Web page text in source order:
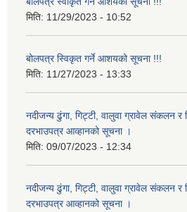
मिति: 11/29/2023 - 10:52
बोलपत्र स्विकृत गर्ने आशयको सूचना !!!
मिति: 11/27/2023 - 13:33
नदीजन्य ढुंगा, गिट्टी, वालुवा ग्रावेल संकलन र
दरभाउपत्र आव्हानको सूचना ।
मिति: 09/07/2023 - 12:34
नदीजन्य ढुंगा, गिट्टी, वालुवा ग्रावेल संकलन र
दरभाउपत्र आव्हानको सूचना ।